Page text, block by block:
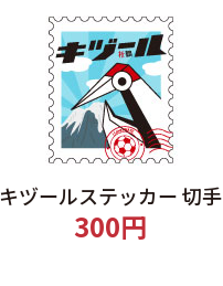
キヅールステッカー 切手
300円